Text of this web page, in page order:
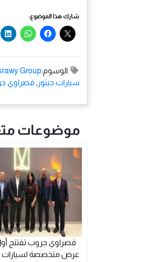
شارك هذا الموضوع:
الوسوم:Group
سيارات جيتور , قصراوي
موضوعات
قصراوي جروب تفتتح